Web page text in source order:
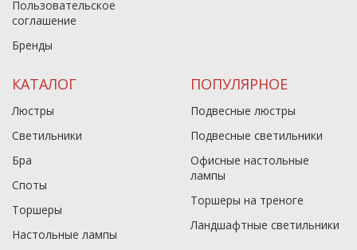
Пользовательское
соглашение
Бренды
КАТАЛОГ
Люстры
Светильники
Бра
Споты
Торшеры
Настольные лампы
ПОПУЛЯРНОЕ
Подвесные люстры
Подвесные светильники
Офисные настольные
лампы
Торшеры на треноге
Ландшафтные светильники